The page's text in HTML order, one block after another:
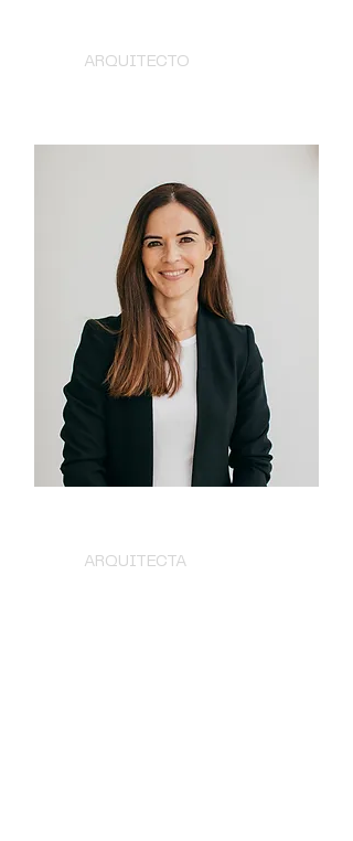
ARQUITECTO
ARQUITECTA